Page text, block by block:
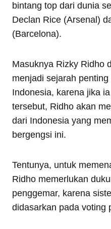
bintang top dari dunia
Declan Rice (Arsenal)
(Barcelona).
Masuknya Rizky Ridho
menjadi sejarah
Indonesia, karena jika
tersebut, Ridho akan
dari Indonesia yang
bergengsi ini.
Tentunya, untuk
Ridho memerlukan
penggemar, karena
didasarkan pada voting